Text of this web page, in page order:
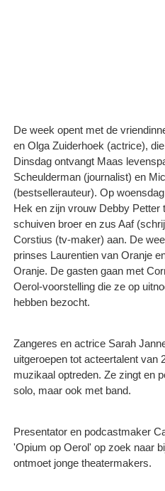
De week opent met de
en Olga Zuiderhoek (actrice),
Dinsdag ontvangt Maas
Scheulderman (journalist) en
(bestsellerauteur). Op
Hek en zijn vrouw Debby Petter
schuiven broer en zus Aaf
Corstius (tv-maker) aan. De
prinses Laurentien van Oranje
Oranje. De gasten gaan met
Oerol-voorstelling die ze op
hebben bezocht.
Zangeres en actrice Sarah
uitgeroepen tot acteertalent van
muzikaal optreden. Ze zingt en
solo, maar ook met band.
Presentator en podcastmaker
'Opium op Oerol' op zoek naar
ontmoet jonge theatermakers.